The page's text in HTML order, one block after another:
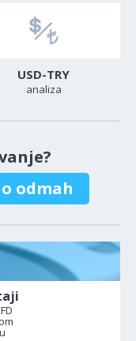
USD-TRY
analiza
odmah